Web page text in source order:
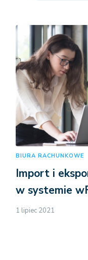
BIURA RACHUNKOWE
Import i
w systemie
1 lipiec 2021